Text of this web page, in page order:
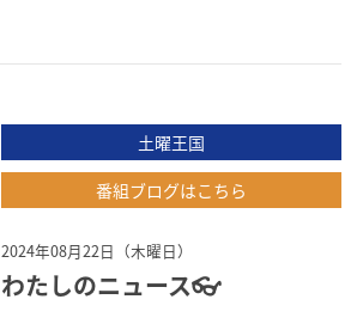
土曜王国
番組ブログはこちら
2024年08月22日（木曜日）
わたしのニュース👓